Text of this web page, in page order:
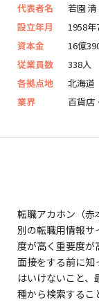
代表者名
若園 清
設立年月
1958年
資本金
16億
従業員数
338人
各拠点地
北海道
業界
百貨店
転職アカホン（赤
別の転職用情報サ
度が高く重要度が
面接をする前に知
はいけないこと
種から検索するこ